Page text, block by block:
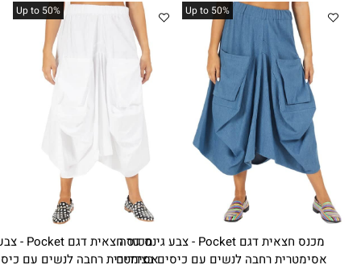
%Up to 50
מכנס חצאית דגם Pocket - צבע גינס גזרה
רחבה לנשים עם כיסים בצדדים
%Up to 50
מכנס חצאית דגם Pocket - צבע לבן גזרה
אסימטרית רחבה לנשים עם כיסים בצדדים